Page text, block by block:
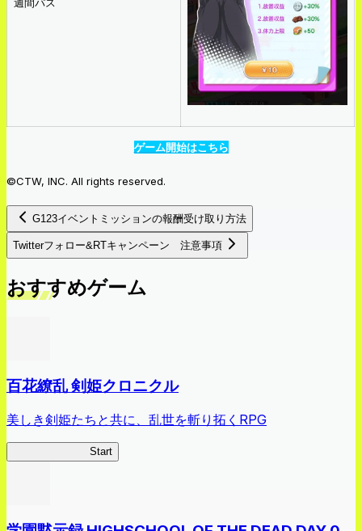
ゲーム開始はこちら
©CTW, INC. All rights reserved.
G123イベントミッションの報酬受け取り方法
Twitterフォロー&RTキャンペーン 注意事項
おすすめゲーム
百花繚乱 剣姫クロニクル
美しき剣姫たちと共に、乱世を斬り拓くRPG
Start